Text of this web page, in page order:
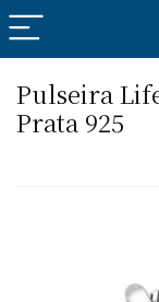
Pulseira
Prata 925